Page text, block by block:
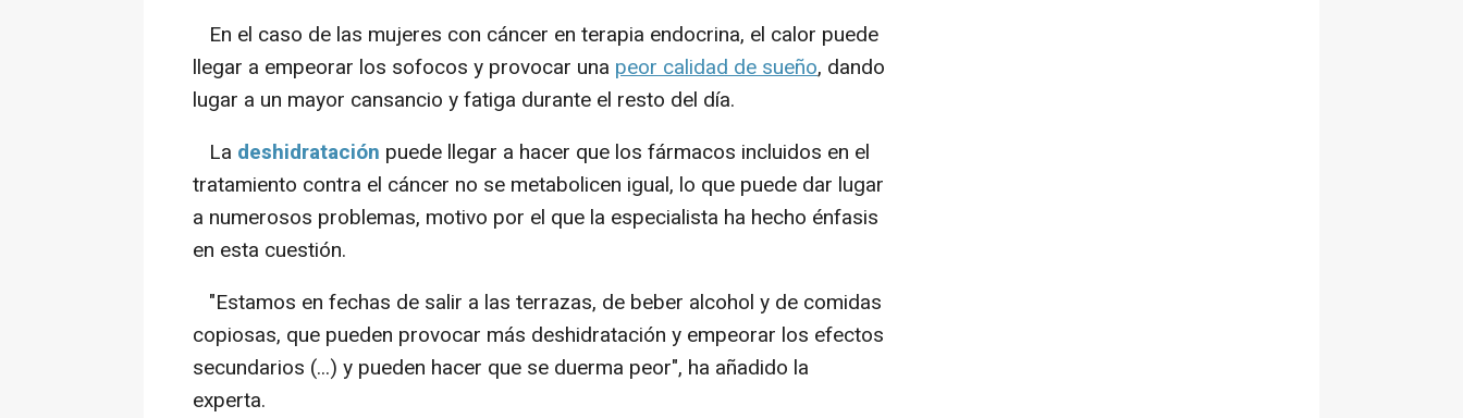
En el caso de las mujeres con cáncer en terapia endocrina, el calor puede
llegar a empeorar los sofocos y provocar una peor calidad de sueño, dando
lugar a un mayor cansancio y fatiga durante el resto del día.
La deshidratación puede llegar a hacer que los fármacos incluidos en el
tratamiento contra el cáncer no se metabolicen igual, lo que puede dar lugar
a numerosos problemas, motivo por el que la especialista ha hecho énfasis
en esta cuestión.
"Estamos en fechas de salir a las terrazas, de beber alcohol y de comidas
copiosas, que pueden provocar más deshidratación y empeorar los efectos
secundarios (...) y pueden hacer que se duerma peor", ha añadido la
experta.